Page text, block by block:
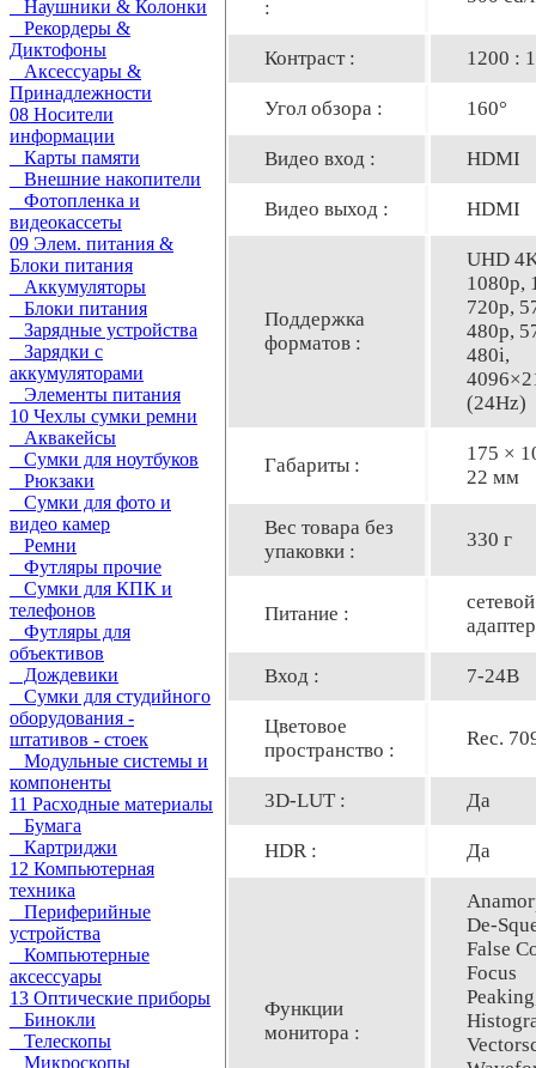
Наушники & Колонки
Рекордеры &
Диктофоны
Аксессуары &
Принадлежности
08 Носители
информации
Карты памяти
Внешние накопители
Фотопленка и
видеокассеты
09 Элем. питания &
Блоки питания
Аккумуляторы
Блоки питания
Зарядные устройства
Зарядки с
аккумуляторами
Элементы питания
10 Чехлы сумки ремни
Аквакейсы
Сумки для ноутбуков
Рюкзаки
Сумки для фото и
видео камер
Ремни
Футляры прочие
Сумки для КПК и
телефонов
Футляры для
объективов
Дождевики
Сумки для студийного
оборудования -
штативов - стоек
Модульные системы и
компоненты
11 Расходные материалы
Бумага
Картриджи
12 Компьютерная
техника
Периферийные
устройства
Компьютерные
аксессуары
13 Оптические приборы
Бинокли
Телескопы
Микроскопы
:
Контраст : 1200 : 1
Угол обзора : 160°
Видео вход : HDMI
Видео выход : HDMI
Поддержка
форматов :
UHD
1080p,
720p,
480p,
480i,
(24Hz)
Габариты :
175 ×
22 мм
Вес товара без
упаковки :
330 г
Питание :
сетевой
Вход : 7-24В
Цветовое
пространство :
Rec.
3D-LUT : Да
HDR : Да
Функции
монитора :
De-
False
Focus